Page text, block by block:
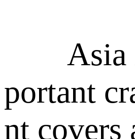
Asia is
portant
nt covers